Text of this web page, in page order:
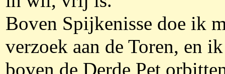
Boven Spijkenisse doe ik
verzoek aan de Toren, en
boven de Derde Pet